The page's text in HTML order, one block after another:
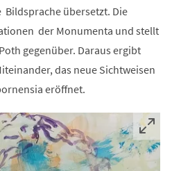
übersetzt. Die
der Monumenta und stellt
gegenüber. Daraus ergibt
das neue Sichtweisen
eröffnet.